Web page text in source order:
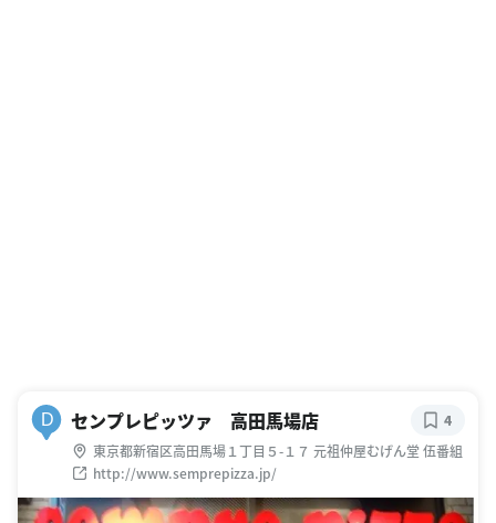
D センプレピッツァ 高田馬場店
東京都新宿区高田馬場１丁目５-１７ 元祖仲屋むげん堂 伍番組
http://www.semprepizza.jp/
4